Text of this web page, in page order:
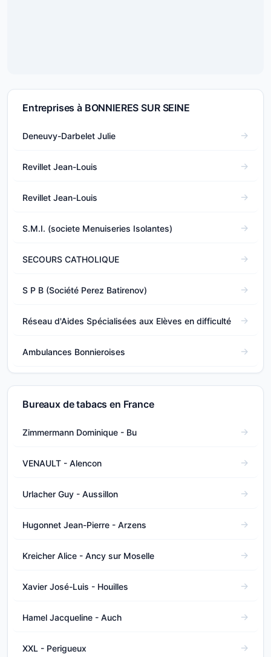
Entreprises à BONNIERES SUR SEINE
Deneuvy-Darbelet Julie
Revillet Jean-Louis
Revillet Jean-Louis
S.M.I. (societe Menuiseries Isolantes)
SECOURS CATHOLIQUE
S P B (Société Perez Batirenov)
Réseau d'Aides Spécialisées aux Elèves en difficulté
Ambulances Bonnieroises
Bureaux de tabacs en France
Zimmermann Dominique - Bu
VENAULT - Alencon
Urlacher Guy - Aussillon
Hugonnet Jean-Pierre - Arzens
Kreicher Alice - Ancy sur Moselle
Xavier José-Luis - Houilles
Hamel Jacqueline - Auch
XXL - Perigueux